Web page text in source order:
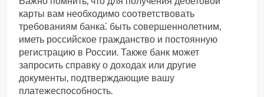
карты вам необходимо соответствовать
требованиям банка⁚ быть совершеннолетним,
иметь российское гражданство и постоянную
регистрацию в России. Также банк может
запросить справку о доходах или другие
документы, подтверждающие вашу
платежеспособность.